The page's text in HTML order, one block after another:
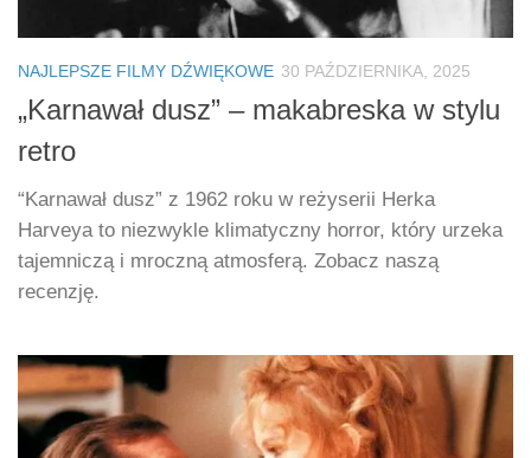
NAJLEPSZE FILMY DŹWIĘKOWE 30 PAŹDZIERNIKA, 2025
„Karnawał dusz” – makabreska w stylu
retro
“Karnawał dusz” z 1962 roku w reżyserii Herka
Harveya to niezwykle klimatyczny horror, który urzeka
tajemniczą i mroczną atmosferą. Zobacz naszą
recenzję.